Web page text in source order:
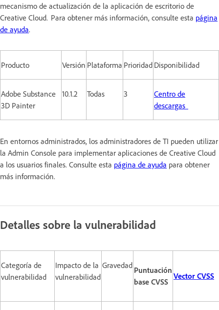
mecanismo de actualización de la aplicación de escritorio de
Creative Cloud. Para obtener más información, consulte esta página
de ayuda.
Producto Versión Plataforma Prioridad Disponibilidad
Adobe Substance
3D Painter
10.1.2 Todas 3
Centro de
descargas
En entornos administrados, los administradores de TI pueden utilizar
la Admin Console para implementar aplicaciones de Creative Cloud
a los usuarios finales. Consulte esta página de ayuda para obtener
más información.
Detalles sobre la vulnerabilidad
Categoría de
vulnerabilidad
Impacto de la
vulnerabilidad
Gravedad Puntuación
base CVSS
Vector CVSS